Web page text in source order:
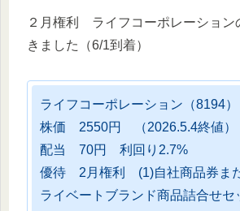
２月権利 ライフコーポレーション
きました（6/1到着）
ライフコーポレーション（8194）
株価 2550円 （2026.5.4終値）
配当 70円 利回り2.7%
優待 2月権利 (1)自社商品券ま
ライベートブランド商品詰合せセ